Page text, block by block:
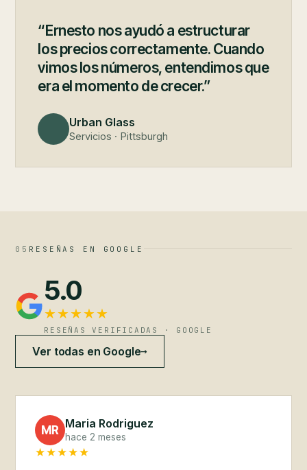
“Ernesto nos ayudó a estructurar
los precios correctamente. Cuando
vimos los números, entendimos que
era el momento de crecer.”
Urban Glass
Servicios · Pittsburgh
05 RESEÑAS EN GOOGLE
5.0
★★★★★
RESEÑAS VERIFICADAS · GOOGLE
Ver todas en Google→
MR Maria Rodriguez
hace 2 meses
★★★★★